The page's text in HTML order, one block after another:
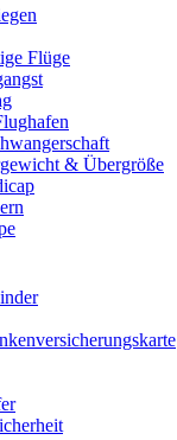
Flüge
& Übergröße